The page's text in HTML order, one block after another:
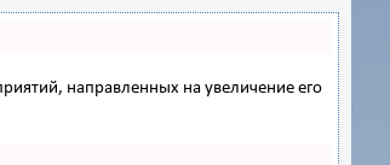
направленных на увеличение его